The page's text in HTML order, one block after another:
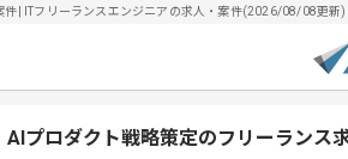
件| ITフリーランスエンジニアの求人・案件(2026/08/08更新)
AIプロダクト戦略策定のフリーランス